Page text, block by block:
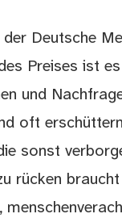
Deutsche
Preises ist
und
oft
sonst
rücken